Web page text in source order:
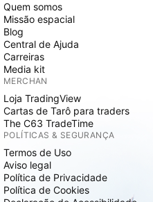
Quem somos
Missão espacial
Blog
Central de Ajuda
Carreiras
Media kit
MERCHAN
Loja TradingView
Cartas de Tarô para traders
The C63 TradeTime
POLÍTICAS & SEGURANÇA
Termos de Uso
Aviso legal
Política de Privacidade
Política de Cookies